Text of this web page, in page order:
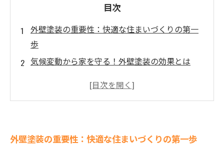
目次
外壁塗装の重要性：快適な住まいづくりの第一
歩
気候変動から家を守る！外壁塗装の効果とは
適切な塗料の選び方：快適な住環境の秘訣
快適な住空間を手に入れるための実践ガイド
外壁塗装の重要性：快適な住まいづくりの第一歩